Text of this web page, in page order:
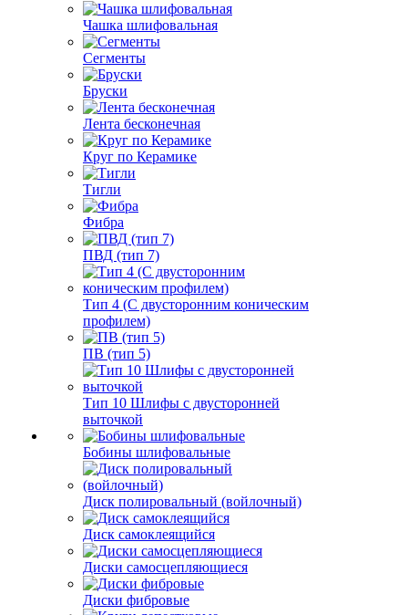
Чашка шлифовальная
Сегменты
Бруски
Лента бесконечная
Круг по Керамике
Тигли
Фибра
ПВД (тип 7)
Тип 4 (С двусторонним коническим
профилем)
ПВ (тип 5)
Тип 10 Шлифы с двусторонней
выточкой
Бобины шлифовальные
Диск полировальный (войлочный)
Диск самоклеящийся
Диски самосцепляющиеся
Диски фибровые